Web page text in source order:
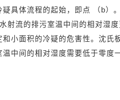
疑具体流程的起始，即点 （b）
射流的排污室温中间的相对湿
和小面积的冷疑的危害性。沈氏
温中间的相对湿度需要低于零度